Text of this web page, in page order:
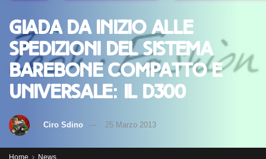
Giada da inizio alle
spedizioni del sistema
Barebone compatto e
universale: Il D300
di Ciro Sdino 25 Marzo 2013
Home News